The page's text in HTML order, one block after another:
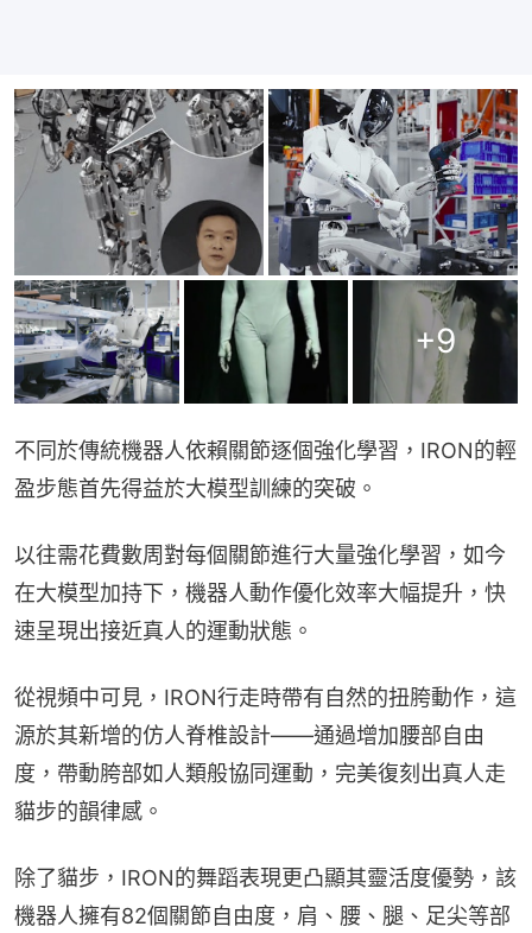
+9
不同於傳統機器人依賴關節逐個強化學習，IRON的輕
盈步態首先得益於大模型訓練的突破。
以往需花費數周對每個關節進行大量強化學習，如今
在大模型加持下，機器人動作優化效率大幅提升，快
速呈現出接近真人的運動狀態。
從視頻中可見，IRON行走時帶有自然的扭胯動作，這
源於其新增的仿人脊椎設計——通過增加腰部自由
度，帶動胯部如人類般協同運動，完美復刻出真人走
貓步的韻律感。
除了貓步，IRON的舞蹈表現更凸顯其靈活度優勢，該
機器人擁有82個關節自由度，肩、腰、腿、足尖等部